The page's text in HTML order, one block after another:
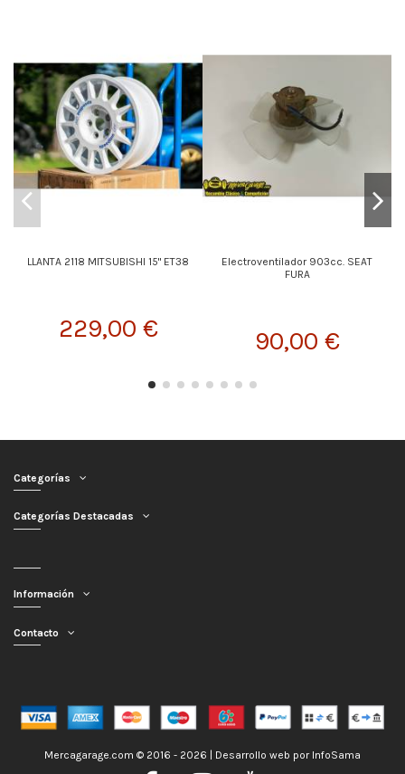
LLANTA 2118 MITSUBISHI 15" ET38
229,00 €
Electroventilador 903cc. SEAT
FURA
90,00 €
Categorías
Categorías Destacadas
Información
Contacto
Mercagarage.com © 2016 - 2026 | Desarrollo web por InfoSama